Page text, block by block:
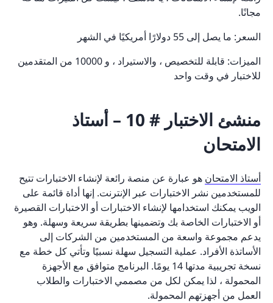
مجانًا.
السعر: ما يصل إلى 55 دولارًا أمريكيًا في الشهر
الميزات: قابلة للتخصيص ، والاستيراد ، و 10000 من المتقدمين
للاختبار في وقت واحد
منشئ الاختبار # 10 – أستاذ
الامتحان
أستاذ الامتحان هو عبارة عن منصة رائعة لإنشاء الاختبارات تتيح
للمستخدمين نشر الاختبارات عبر الإنترنت. إنها أداة قائمة على
الويب يمكنك استخدامها لإنشاء الاختبارات أو الاختبارات القصيرة
أو الاختبارات الخاصة بك وتضمينها بطريقة سريعة وسهلة. وهو
يدعم مجموعة واسعة من المستخدمين من الشركات إلى
الأساتذة الأفراد. عملية التسجيل سهلة نسبيًا وتأتي كل خطة مع
نسخة تجريبية مدتها 14 يومًا. البرنامج متوافق مع الأجهزة
المحمولة ، لذا يمكن لكل من مصممي الاختبارات والطلاب
العمل من أجهزتهم المحمولة.